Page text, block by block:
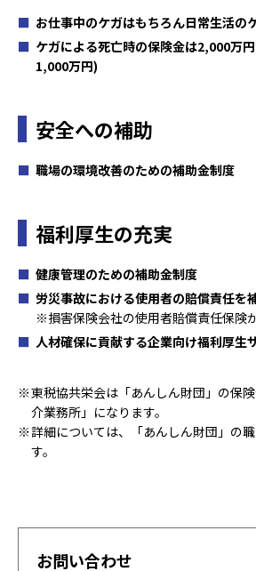
お仕事中のケガはもちろん日常生活の
ケガによる死亡時の保険金は2,000万
1,000万円)
安全への補助
職場の環境改善のための補助金制度
福利厚生の充実
健康管理のための補助金制度
労災事故における使用者の賠償責任を
※損害保険会社の使用者賠償責任保険
人材確保に貢献する企業向け福利厚生
東税協共栄会は「あんしん財団」の保
介業務所」になります。
詳細については、「あんしん財団」の
す。
お問い合わせ